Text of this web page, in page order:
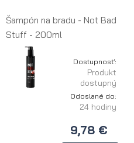
Šampón na bradu - Not Bad
Stuff - 200ml
Dostupnosť:
Produkt
dostupný
Odoslané do:
24 hodiny
9,78 €